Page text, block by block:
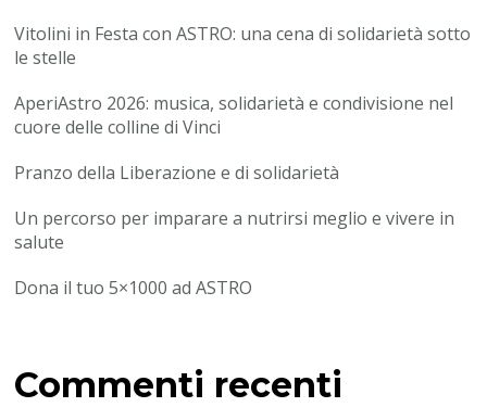
Vitolini in Festa con ASTRO: una cena di solidarietà sotto
le stelle
AperiAstro 2026: musica, solidarietà e condivisione nel
cuore delle colline di Vinci
Pranzo della Liberazione e di solidarietà
Un percorso per imparare a nutrirsi meglio e vivere in
salute
Dona il tuo 5×1000 ad ASTRO
Commenti recenti